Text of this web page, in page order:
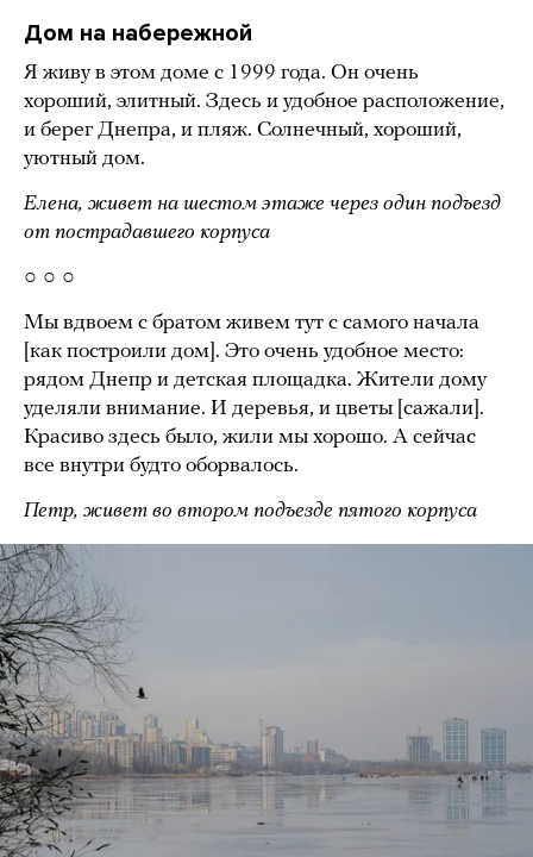
Дом на набережной
Я живу в этом доме с 1999 года. Он очень
хороший, элитный. Здесь и удобное расположение,
и берег Днепра, и пляж. Солнечный, хороший,
уютный дом.
Елена, живет на шестом этаже через один подъезд
от пострадавшего корпуса
○ ○ ○
Мы вдвоем с братом живем тут с самого начала
[как построили дом]. Это очень удобное место:
рядом Днепр и детская площадка. Жители дому
уделяли внимание. И деревья, и цветы [сажали].
Красиво здесь было, жили мы хорошо. А сейчас
все внутри будто оборвалось.
Петр, живет во втором подъезде пятого корпуса